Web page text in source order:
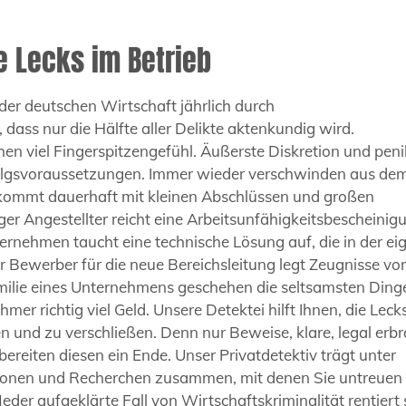
Lecks im Betrieb
deutschen Wirtschaft jährlich durch
dass nur die Hälfte aller Delikte aktenkundig wird.
viel Fingerspitzengefühl. Äußerste Diskretion und
Immer wieder verschwinden aus
dauerhaft mit kleinen Abschlüssen und großen
Angestellter reicht eine
taucht eine technische Lösung auf, die in der
für die neue Bereichsleitung legt Zeugnisse
eines Unternehmens geschehen die seltsamsten
richtig viel Geld. Unsere Detektei hilft Ihnen, die
und zu verschließen. Denn nur Beweise, klare, legal
diesen ein Ende. Unser Privatdetektiv trägt unter
und Recherchen zusammen, mit denen Sie untreuen
aufgeklärte Fall von Wirtschaftskriminalität rentiert